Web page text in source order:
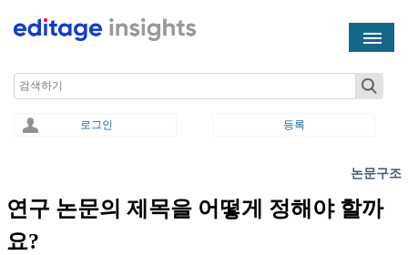
Search
로그인 등록
논문구조
연구 논문의 제목을 어떻게 정해야 할까
요?